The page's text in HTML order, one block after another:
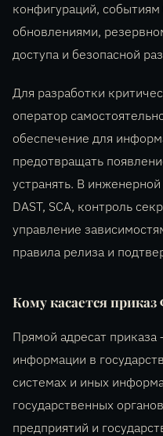
конфигураций,
обновлениями,
доступа и безопасной
Для разработки
оператор
обеспечение для
предотвращать
устранять. В инженерной
DAST, SCA, контроль
управление
правила релиза и
Кому касается
Прямой адресат
информации в
системах и иных
государственных
предприятий и